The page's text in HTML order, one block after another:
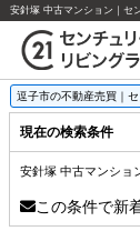
安針塚 中古マンション｜セ
逗子市の不動産売買｜
現在の検索条件
安針塚 中古マンショ
この条件で新